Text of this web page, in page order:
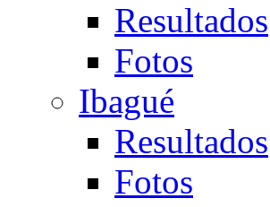
Resultados
Fotos
Ibagué
Resultados
Fotos